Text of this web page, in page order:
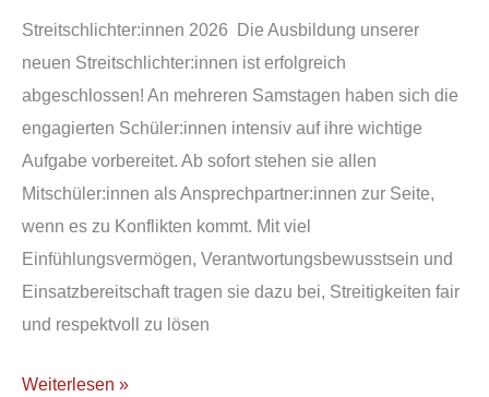
Streitschlichter:innen 2026 Die Ausbildung unserer
neuen Streitschlichter:innen ist erfolgreich
abgeschlossen! An mehreren Samstagen haben sich die
engagierten Schüler:innen intensiv auf ihre wichtige
Aufgabe vorbereitet. Ab sofort stehen sie allen
Mitschüler:innen als Ansprechpartner:innen zur Seite,
wenn es zu Konflikten kommt. Mit viel
Einfühlungsvermögen, Verantwortungsbewusstsein und
Einsatzbereitschaft tragen sie dazu bei, Streitigkeiten fair
und respektvoll zu lösen
Weiterlesen »